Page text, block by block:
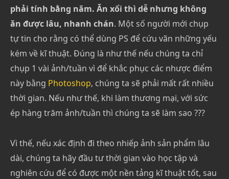
phải tính bằng năm. Ăn xổi thì dễ nhưng không
ăn được lâu, nhanh chán. Một số người mới chụp
tự tin cho rằng có thể dùng PS để cứu vãn những yếu
kém về kĩ thuật. Đúng là như thế nếu chúng ta chỉ
chụp 1 vài ảnh/tuần vì để khắc phục các nhược điểm
này bằng Photoshop, chúng ta sẽ phải mất rất nhiều
thời gian. Nếu như thế, khi làm thương mại, với sức
ép hàng trăm ảnh/tuần thì chúng ta sẽ làm sao ???
Vì thế, nếu xác định đi theo nhiếp ảnh sản phẩm lâu
dài, chúng ta hãy đầu tư thời gian vào học tập và
nghiên cứu để có được một nền tảng kĩ thuật tốt, sau